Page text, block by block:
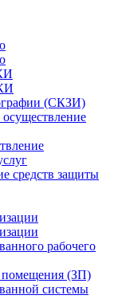
(СКЗИ)
средств защиты
рабочего
помещения (ЗП)
системы